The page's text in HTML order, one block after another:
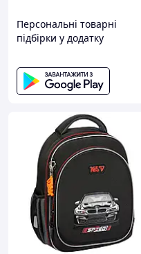
Персональні товарні
підбірки у додатку